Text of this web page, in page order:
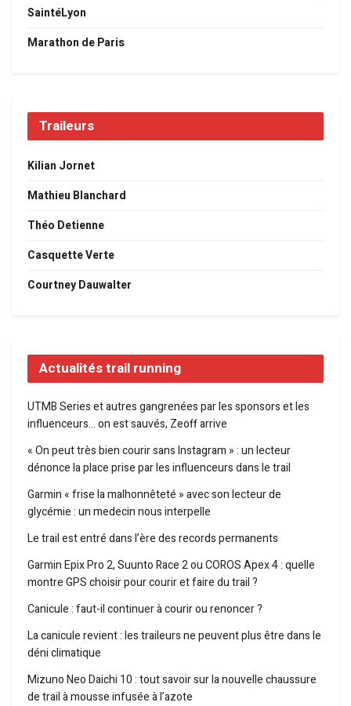
SaintéLyon
Marathon de Paris
Traileurs
Kilian Jornet
Mathieu Blanchard
Théo Detienne
Casquette Verte
Courtney Dauwalter
Actualités trail running
UTMB Series et autres gangrenées par les sponsors et les
influenceurs… on est sauvés, Zeoff arrive
« On peut très bien courir sans Instagram » : un lecteur
dénonce la place prise par les influenceurs dans le trail
Garmin « frise la malhonnêteté » avec son lecteur de
glycémie : un medecin nous interpelle
Le trail est entré dans l’ère des records permanents
Garmin Epix Pro 2, Suunto Race 2 ou COROS Apex 4 : quelle
montre GPS choisir pour courir et faire du trail ?
Canicule : faut-il continuer à courir ou renoncer ?
La canicule revient : les traileurs ne peuvent plus être dans le
déni climatique
Mizuno Neo Daichi 10 : tout savoir sur la nouvelle chaussure
de trail à mousse infusée à l’azote